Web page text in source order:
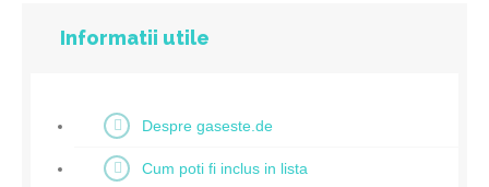
Informatii utile
Despre gaseste.de
Cum poti fi inclus in lista